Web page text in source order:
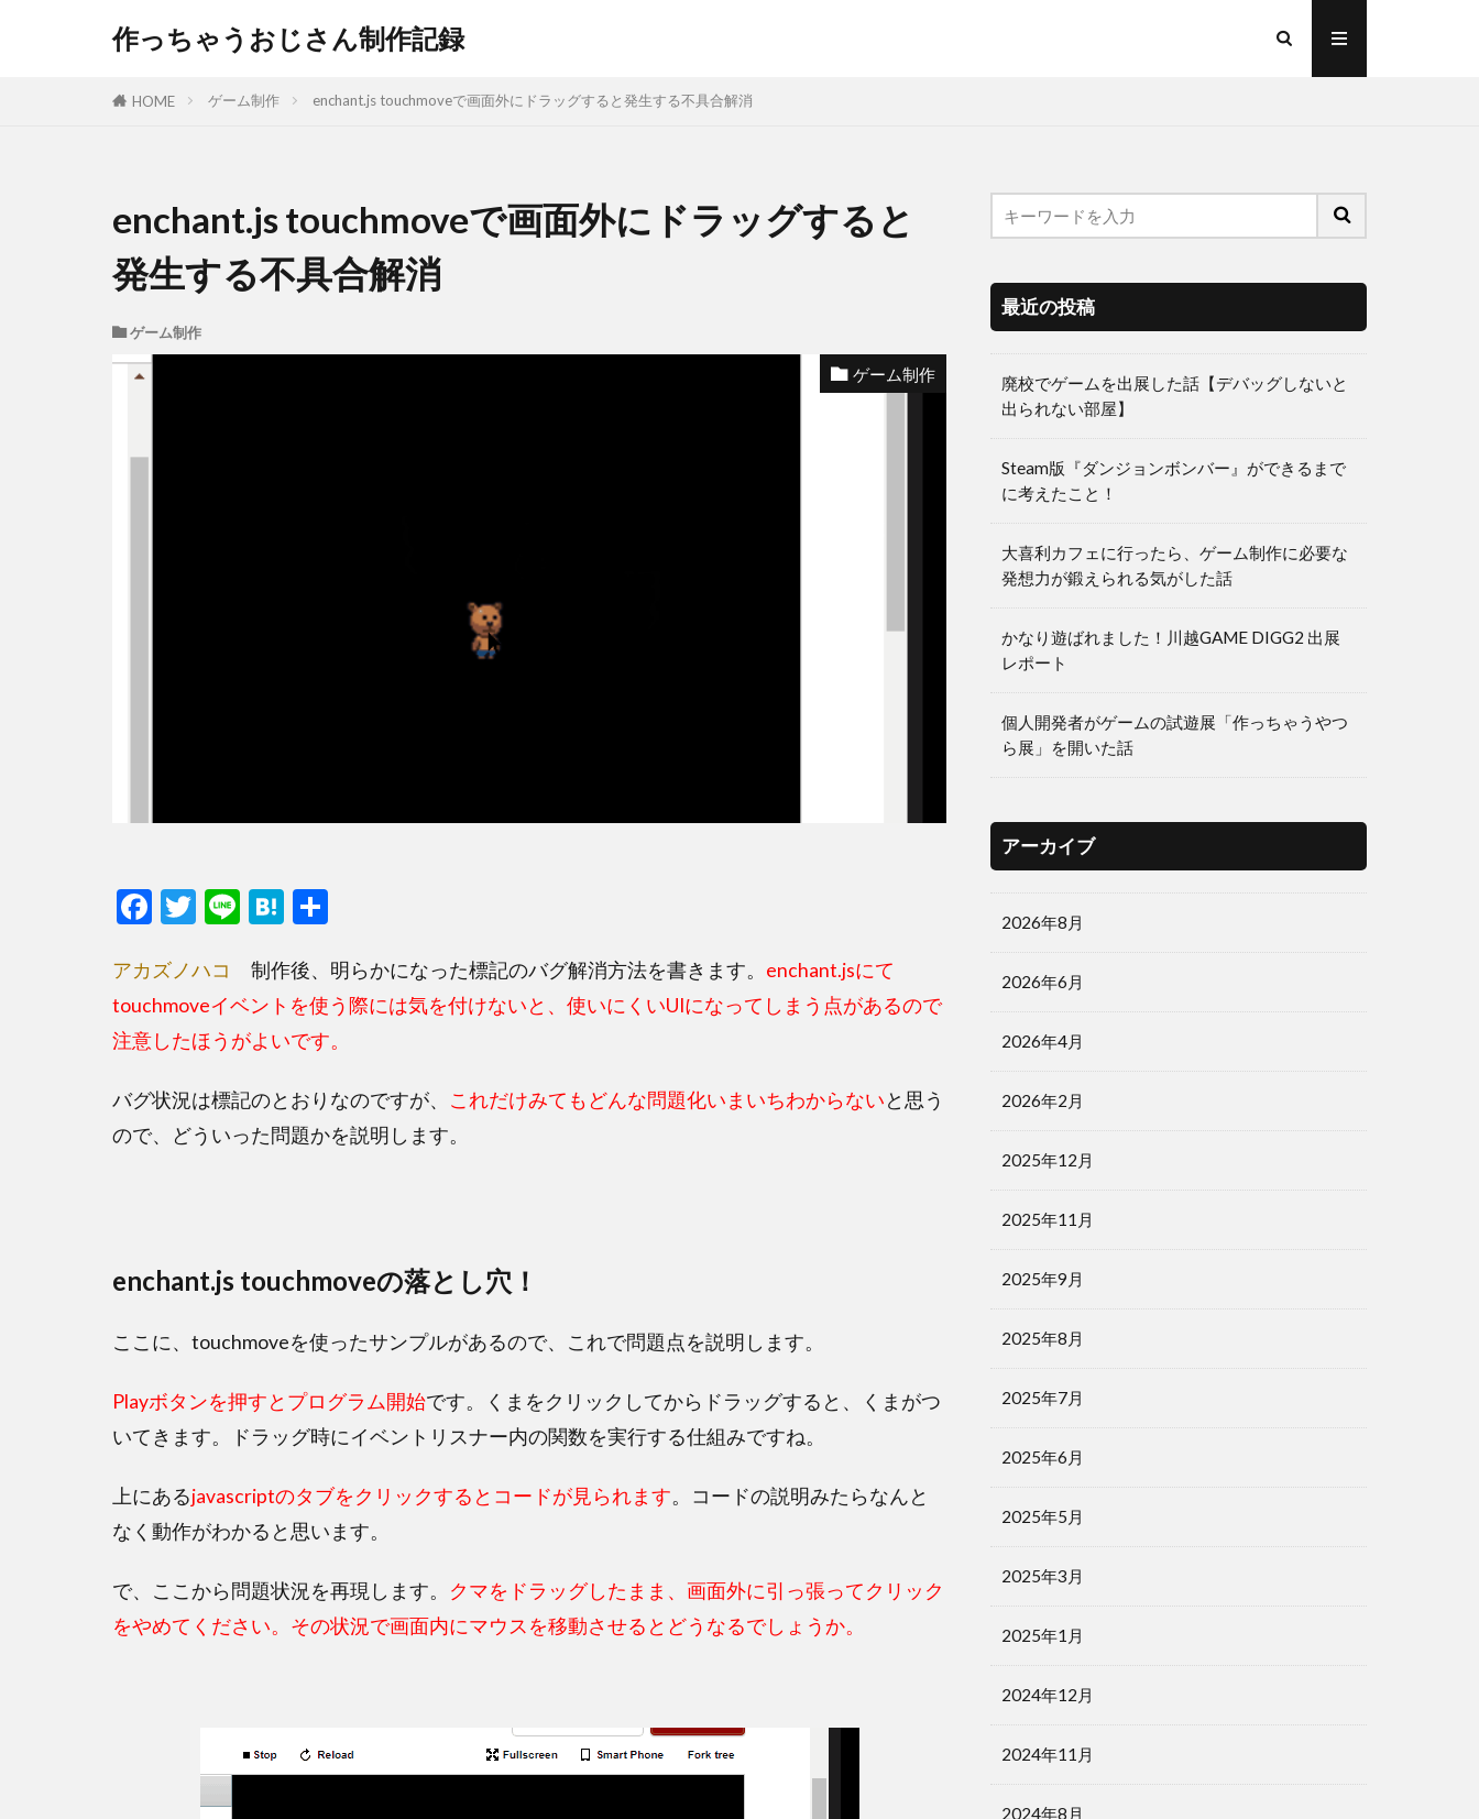
作っちゃうおじさん制作記録
HOME ゲーム制作 enchant.js touchmoveで画面外にドラッグすると発生する不具合解消
enchant.js touchmoveで画面外にドラッグすると
発生する不具合解消
ゲーム制作
ゲーム制作
F
e
b
o
o
k
T
itt
er
Li
e
H
e
n
a
アカズノハコ 制作後、明らかになった標記のバグ解消方法を書きます。 enchant.jsにて
touchmoveイベントを使う際には気を付けないと、使いにくいUIになってしまう点があるので
注意したほうがよいです。
バグ状況は標記のとおりなのですが、 これだけみてもどんな問題化いまいちわからないと思う
ので、どういった問題かを説明します。
enchant.js touchmoveの落とし穴！
ここに、touchmoveを使ったサンプルがあるので、これで問題点を説明します。
Playボタンを押すとプログラム開始です。くまをクリックしてからドラッグすると、くまがつ
いてきます。ドラッグ時にイベントリスナー内の関数を実行する仕組みですね。
上にあるjavascriptのタブをクリックするとコードが見られます。コードの説明みたらなんと
なく動作がわかると思います。
で、ここから問題状況を再現します。 クマをドラッグしたまま、画面外に引っ張ってクリック
をやめてください。その状況で画面内にマウスを移動させるとどうなるでしょうか。
最近の投稿
廃校でゲームを出展した話【デバッグしないと
出られない部屋】
Steam版『ダンジョンボンバー』ができるまで
に考えたこと！
大喜利カフェに行ったら、ゲーム制作に必要な
発想力が鍛えられる気がした話
かなり遊ばれました！川越GAME DIGG2 出展
レポート
個人開発者がゲームの試遊展「作っちゃうやつ
ら展」を開いた話
アーカイブ
2026年8月
2026年6月
2026年4月
2026年2月
2025年12月
2025年11月
2025年9月
2025年8月
2025年7月
2025年6月
2025年5月
2025年3月
2025年1月
2024年12月
2024年11月
2024年8月